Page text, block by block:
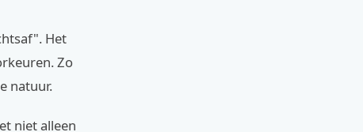
Het
Zo
natuur.
niet alleen